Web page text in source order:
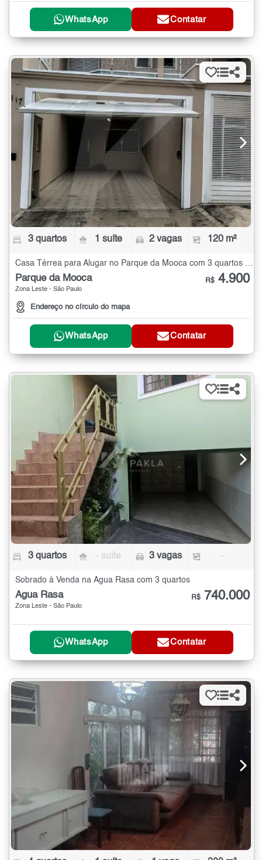
WhatsApp Contatar
3 quartos 1 suíte 2 vagas 120 m²
Casa Térrea para Alugar no Parque da Mooca com 3 quartos - 120 m²
Parque da Mooca
Zona Leste - São Paulo
Endereço no círculo do mapa
R$ 4.900
WhatsApp Contatar
3 quartos - suíte 3 vagas -
Sobrado à Venda na Água Rasa com 3 quartos
Água Rasa
Zona Leste - São Paulo
R$ 740.000
WhatsApp Contatar